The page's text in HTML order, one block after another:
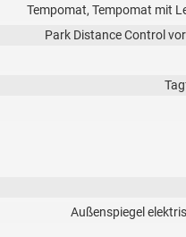
Tempomat, Tempomat mit
Park Distance Control
Außenspiegel